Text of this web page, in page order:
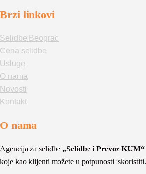
Brzi linkovi
Selidbe Beograd
Cena selidbe
Usluge
O nama
Novosti
Kontakt
O nama
Agencija za selidbe „Selidbe i Prevoz KUM“
koje kao klijenti možete u potpunosti iskoristiti.